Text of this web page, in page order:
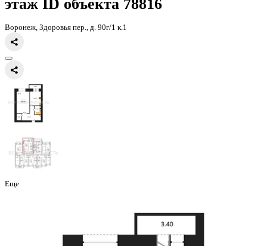
Главная КаталогВсе ЖКЖК Зелёная Долина
1-комнатная квартира, 49.90
этаж
Воронеж, Здоровья пер., д. 90г/1 к.1